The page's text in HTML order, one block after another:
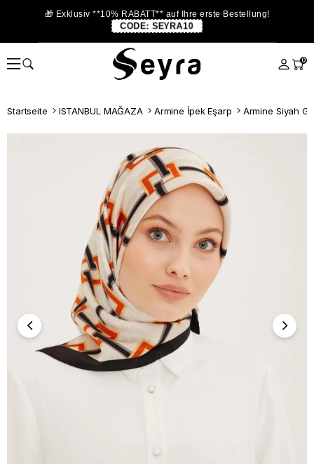
🎁 Exklusiv **10% RABATT** auf Ihre erste Bestellung!
CODE: SEYRA10
0
Startseite ISTANBUL MAĞAZA Armine İpek Eşarp